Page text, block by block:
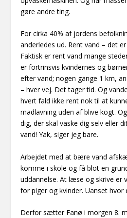
gøre andre ting.
For cirka 40% af jordens
anderledes ud. Rent vand – det
Faktisk er rent vand mange
er fortrinsvis kvindernes og
efter vand; nogen gange 1 km,
– hver vej. Det tager tid. Og
hvert fald ikke rent nok til at
madlavning uden af blive kogt.
dig, der skal vaske dig selv eller
vand! Yak, siger jeg bare.
Arbejdet med at bære vand
komme i skole og få blot en
uddannelse. At læse og skrive er
for piger og kvinder. Uanset hvor
Derfor sætter Fanø i morgen 8.